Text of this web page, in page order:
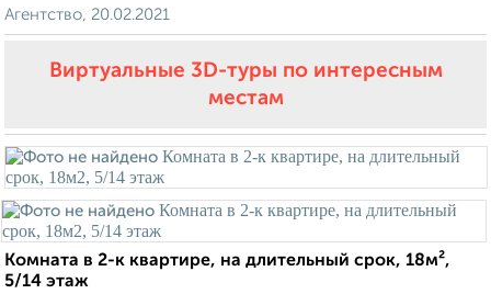
Агентство, 20.02.2021
Виртуальные 3D-туры по интересным
местам
Комната в 2-к квартире, на длительный срок, 18м²,
5/14 этаж